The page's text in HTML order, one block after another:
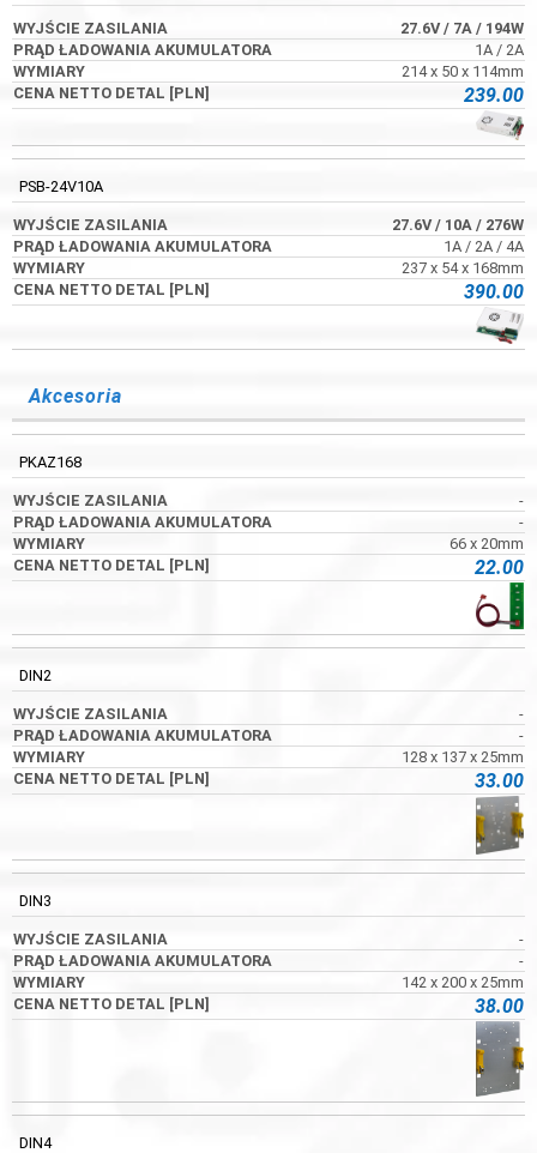
27.6V/ 7A / 194W
1A / 2A
214 x 50 x 114mm
239.00
PSB-24V10A
27.6V/ 10A / 276W
1A / 2A / 4A
237 x 54 x 168mm
390.00
Akcesoria
PKAZ168
-
-
66 x 20mm
22.00
DIN2
-
-
128 x 137 x 25mm
33.00
DIN3
-
-
142 x 200 x 25mm
38.00
DIN4